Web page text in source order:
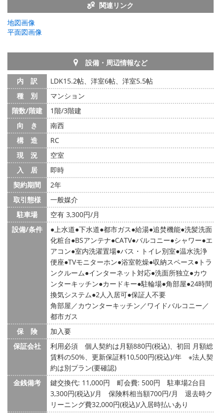
関連リンク
地図画像
平面図画像
設備・周辺情報など
内 訳
LDK15.2帖、洋室6帖、洋室5.5帖
種 別
マンション
階数/階建
1階/3階建
向 き
南西
構 造
RC
現 況
空室
入 居
即時
契約期間
2年
取引態様
一般媒介
駐車場
空有 3,300円/月
設備/条件
上水道 下水道 都市ガス 給湯 追焚機能 洗髪洗面
化粧台 BSアンテナ CATV バルコニー シャワー エ
アコン 室内洗濯置場 バス・トイレ別室 温水洗浄
便座 TVモニターホン 浴室乾燥 収納スペース
トラ
ンクルーム インターネット対応 洗面所独立 カウ
ンターキッチン カードキー 駐輪場 角部屋 24時間
換気システム 2人入居可 保証人不要
角部屋／カウンターキッチン／ワイドバルコニー／
都市ガス
保 険
加入要
保証会社
利用必須 個人契約は月額880円(税込)、初回 月額総
賃料の50%、更新保証料10,500円(税込)/年 ※法人契
約は別プラン(要確認)
金銭備考
鍵交換代: 11,000円 町会費: 500円
駐車場2台目
3,300円(税込)/月 保険料相当額700円/月 退去時ク
リーニング費32,000円(税込)/入居時払いあり